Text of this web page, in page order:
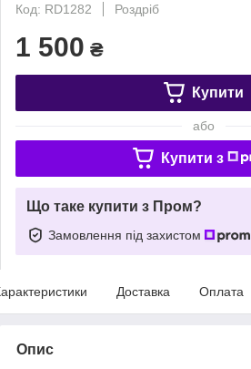
Код: RD1282
Роздріб
1 500 ₴
Купити
або
Купити з
Що таке купити з Пром?
Замовлення під захистом
Доставка Оплата
Опис